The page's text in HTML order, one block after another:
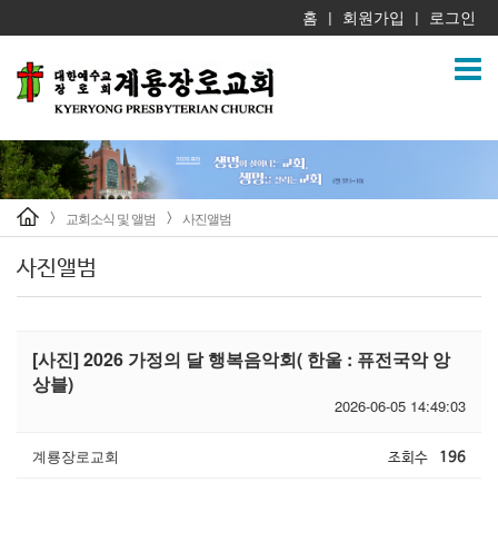
홈 회원가입 로그인
> 교회소식 및 앨범 > 사진앨범
사진앨범
[사진] 2026 가정의 달 행복음악회( 한울 : 퓨전국악 앙
상블)
2026-06-05 14:49:03
계룡장로교회 조회수 196